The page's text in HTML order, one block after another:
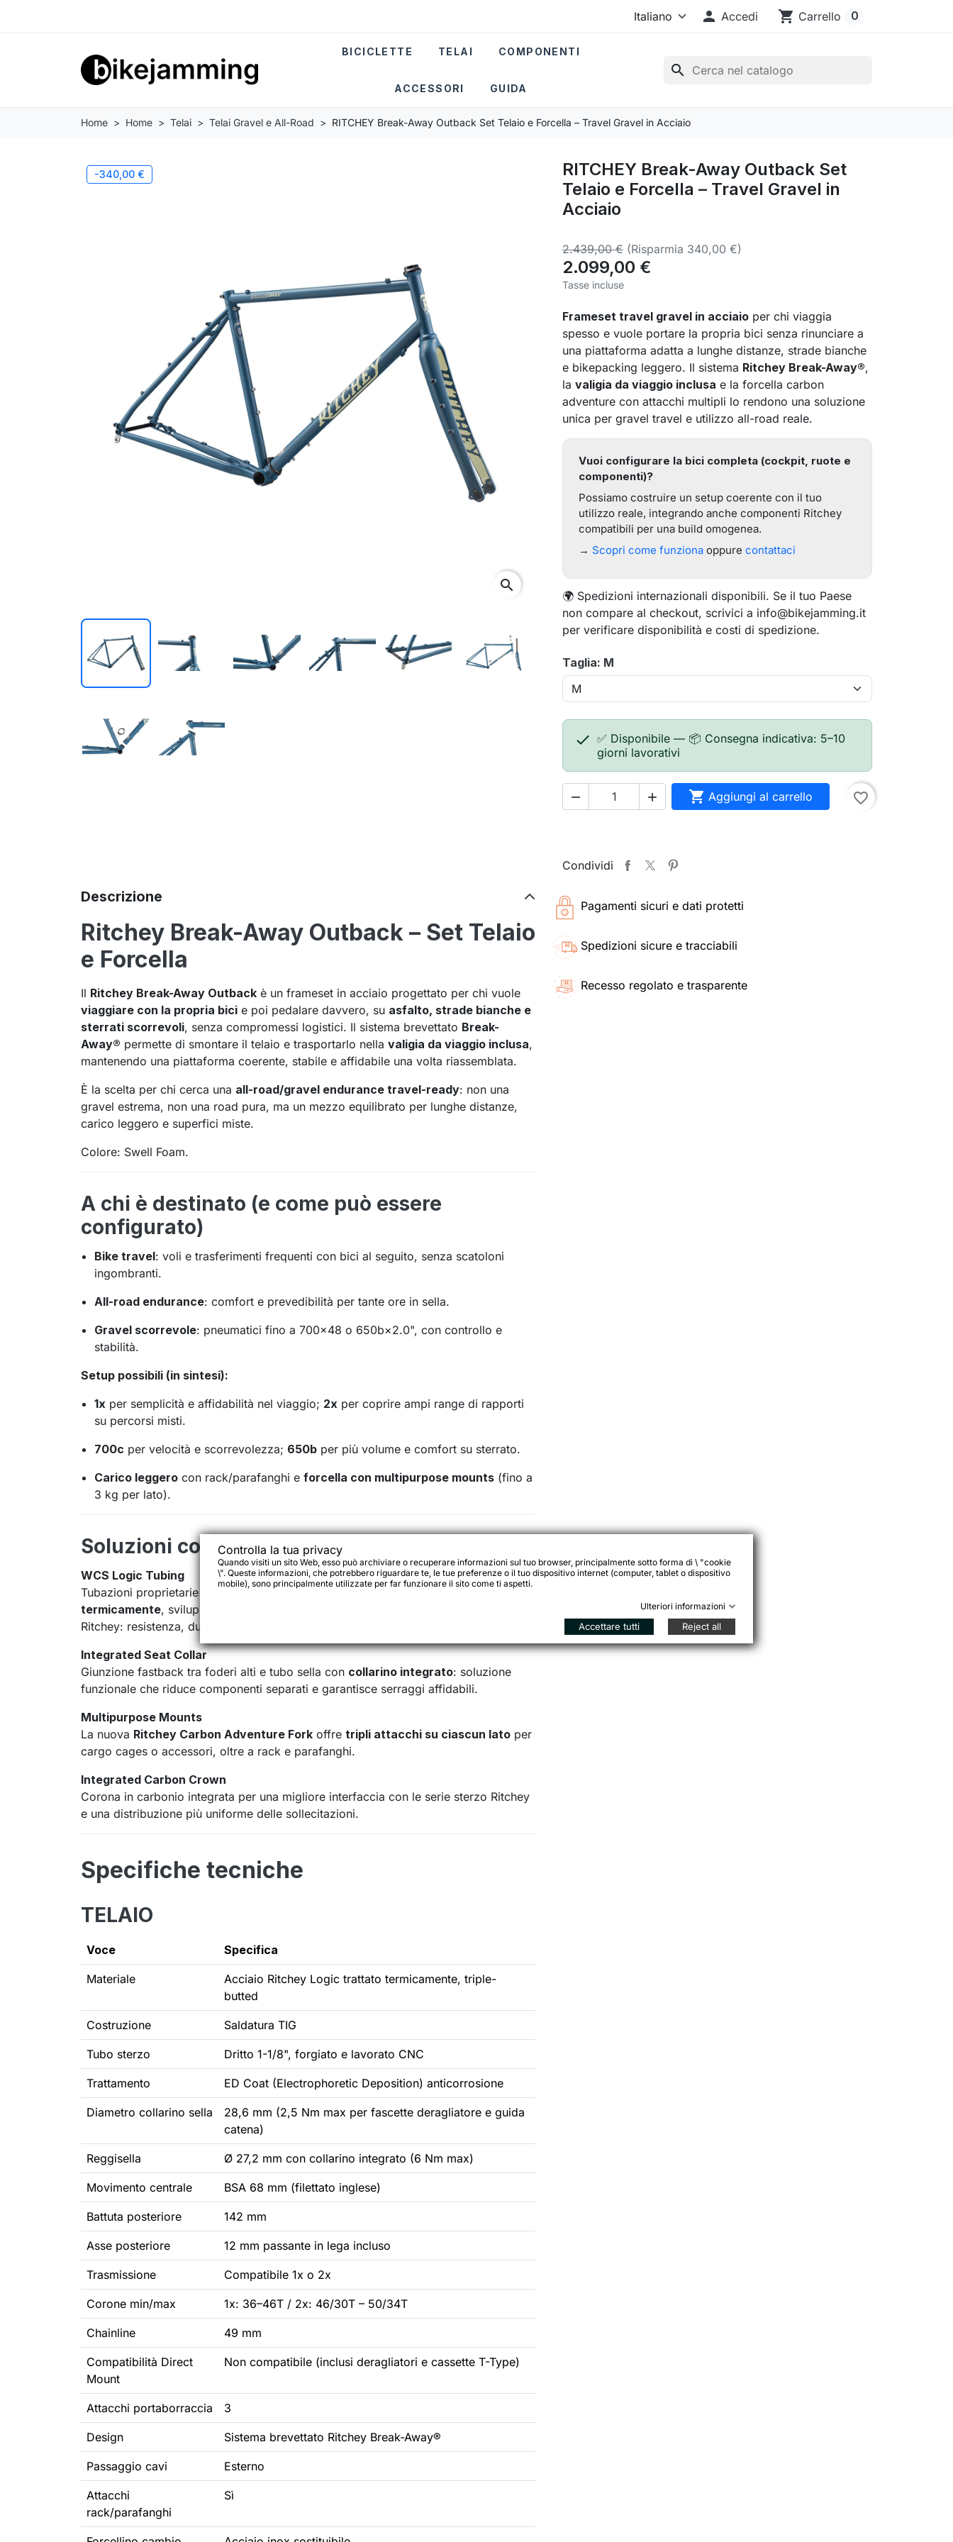
 Accedi shopping_cart Carrello 0
search
BICICLETTE TELAI COMPONENTI
ACCESSORI GUIDA
Home Home Telai Telai Gravel e All-Road RITCHEY Break-Away Outback Set Telaio e Forcella – Travel Gravel in Acciaio
-340,00 €
search
RITCHEY Break-Away Outback Set
Telaio e Forcella – Travel Gravel in
Acciaio
2.439,00 € (Risparmia 340,00 €)
2.099,00 €
Tasse incluse
Frameset travel gravel in acciaio per chi viaggia
spesso e vuole portare la propria bici senza rinunciare a
una piattaforma adatta a lunghe distanze, strade bianche
e bikepacking leggero. Il sistema Ritchey Break-Away®,
la valigia da viaggio inclusa e la forcella carbon
adventure con attacchi multipli lo rendono una soluzione
unica per gravel travel e utilizzo all-road reale.
Vuoi configurare la bici completa (cockpit, ruote e
componenti)?
Possiamo costruire un setup coerente con il tuo
utilizzo reale, integrando anche componenti Ritchey
compatibili per una build omogenea.
→ Scopri come funziona oppure contattaci
🌍 Spedizioni internazionali disponibili. Se il tuo Paese
non compare al checkout, scrivici a info@bikejamming.it
per verificare disponibilità e costi di spedizione.
Taglia: M
 ✅ Disponibile — 📦 Consegna indicativa: 5–10
giorni lavorativi
   Aggiungi al carrello favorite_border
Condividi
Pagamenti sicuri e dati protetti
Spedizioni sicure e tracciabili
Recesso regolato e trasparente
Descrizione
Ritchey Break-Away Outback – Set Telaio
e Forcella
Il Ritchey Break-Away Outback è un frameset in acciaio progettato per chi vuole
viaggiare con la propria bici e poi pedalare davvero, su asfalto, strade bianche e
sterrati scorrevoli, senza compromessi logistici. Il sistema brevettato Break-
Away® permette di smontare il telaio e trasportarlo nella valigia da viaggio inclusa,
mantenendo una piattaforma coerente, stabile e affidabile una volta riassemblata.
È la scelta per chi cerca una all-road/gravel endurance travel-ready: non una
gravel estrema, non una road pura, ma un mezzo equilibrato per lunghe distanze,
carico leggero e superfici miste.
Colore: Swell Foam.
A chi è destinato (e come può essere
configurato)
Bike travel: voli e trasferimenti frequenti con bici al seguito, senza scatoloni
ingombranti.
All-road endurance: comfort e prevedibilità per tante ore in sella.
Gravel scorrevole: pneumatici fino a 700×48 o 650b×2.0", con controllo e
stabilità.
Setup possibili (in sintesi):
1x per semplicità e affidabilità nel viaggio; 2x per coprire ampi range di rapporti
su percorsi misti.
700c per velocità e scorrevolezza; 650b per più volume e comfort su sterrato.
Carico leggero con rack/parafanghi eforcella con multipurpose mounts (fino a
3 kg per lato).
Soluzioni costruttive chiave
WCS Logic Tubing
Tubazioni proprietarie Ritchey Logic in acciaio triple-butted e trattate
termicamente, sviluppate per la saldatura TIG secondo le specifiche di Tom
Ritchey: resistenza, durata e comportamento prevedibile nel tempo.
Integrated Seat Collar
Giunzione fastback tra foderi alti e tubo sella con collarino integrato: soluzione
funzionale che riduce componenti separati e garantisce serraggi affidabili.
Multipurpose Mounts
La nuova Ritchey Carbon Adventure Fork offre tripli attacchi su ciascun lato per
cargo cages o accessori, oltre a rack e parafanghi.
Integrated Carbon Crown
Corona in carbonio integrata per una migliore interfaccia con le serie sterzo Ritchey
e una distribuzione più uniforme delle sollecitazioni.
Specifiche tecniche
TELAIO
Voce Specifica
Materiale
Acciaio Ritchey Logic trattato termicamente, triple-
butted
Costruzione Saldatura TIG
Tubo sterzo Dritto 1-1/8", forgiato e lavorato CNC
Trattamento ED Coat (Electrophoretic Deposition) anticorrosione
Diametro collarino sella
28,6 mm (2,5 Nm max per fascette deragliatore e guida
catena)
Reggisella Ø 27,2 mm con collarino integrato (6 Nm max)
Movimento centrale BSA 68 mm (filettato inglese)
Battuta posteriore 142 mm
Asse posteriore 12 mm passante in lega incluso
Trasmissione Compatibile 1x o 2x
Corone min/max 1x: 36–46T / 2x: 46/30T – 50/34T
Chainline 49 mm
Compatibilità Direct
Mount
Non compatibile (inclusi deragliatori e cassette T-Type)
Attacchi portaborraccia 3
Design Sistema brevettato Ritchey Break-Away®
Passaggio cavi Esterno
Attacchi
rack/parafanghi
Sì
Controlla la tua privacy
Quando visiti un sito Web, esso può archiviare o recuperare informazioni sul tuo browser, principalmente sotto forma di \ "cookie
\". Queste informazioni, che potrebbero riguardare te, le tue preferenze o il tuo dispositivo internet (computer, tablet o dispositivo
mobile), sono principalmente utilizzate per far funzionare il sito come ti aspetti.
Ulteriori informazioni
Accettare tutti Reject all